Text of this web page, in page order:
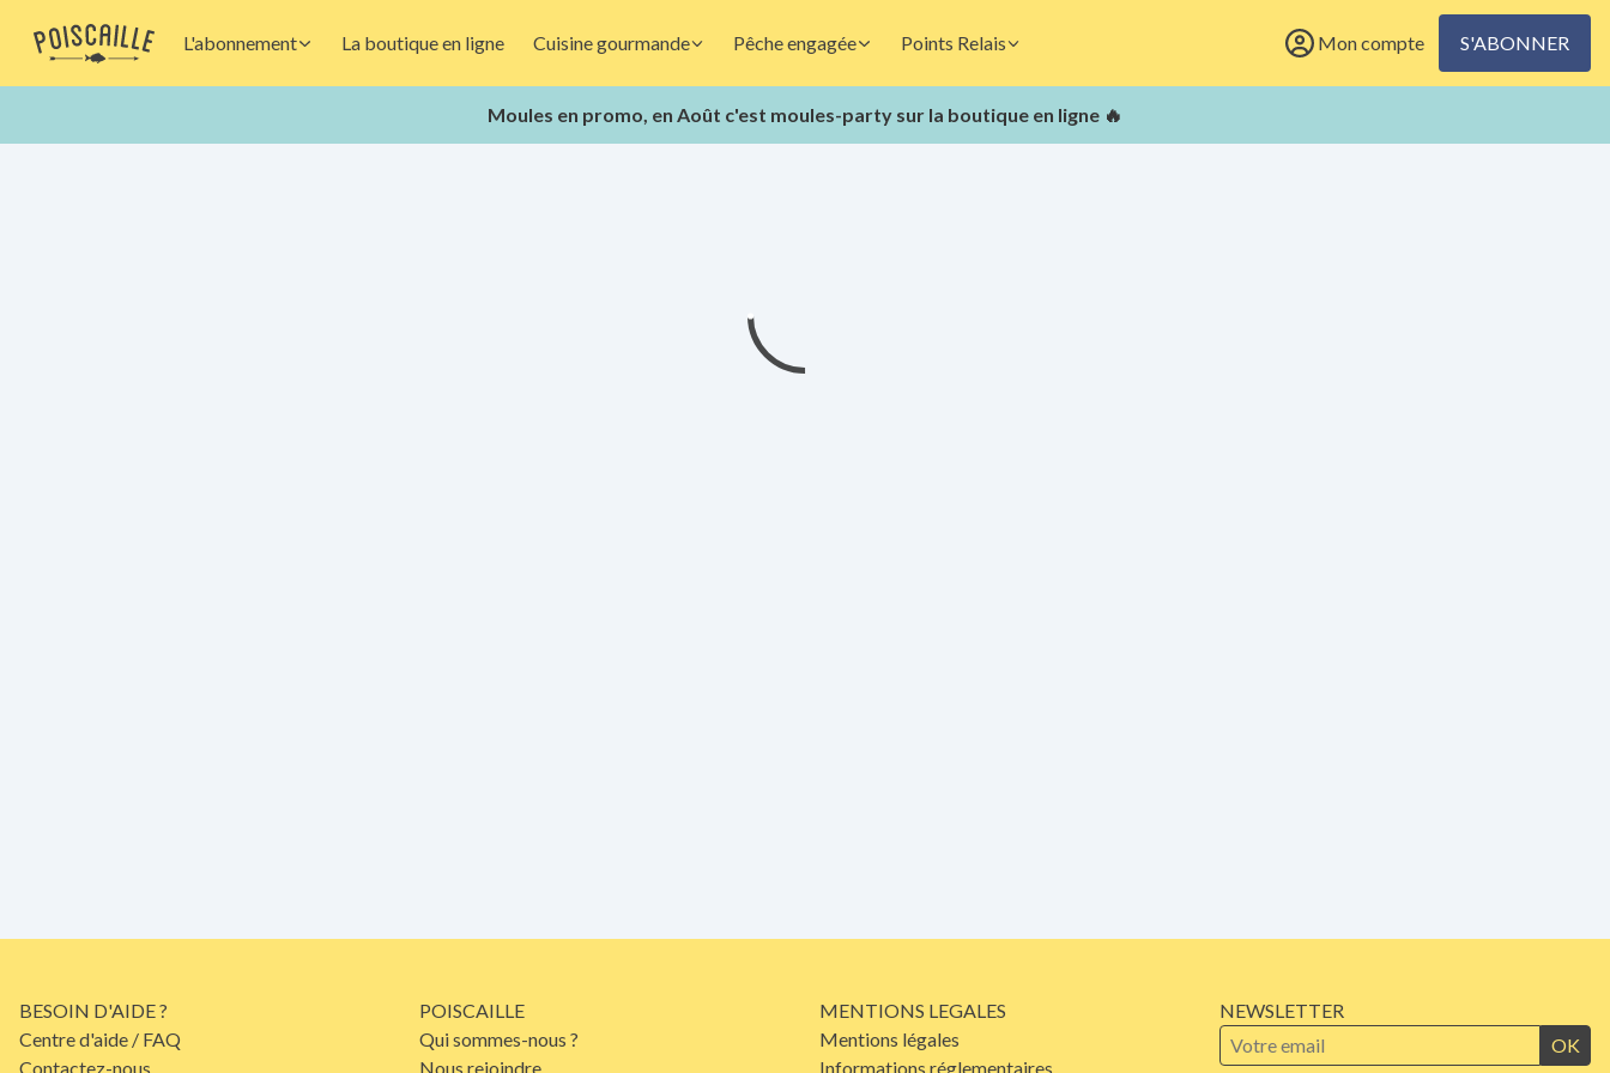
L'abonnement La boutique en ligne Cuisine gourmande Pêche engagée Points Relais Mon compte S'ABONNER
Moules en promo, en Août c'est moules-party sur la boutique en ligne 🔥
BESOIN D'AIDE ?
Centre d'aide / FAQ
Contactez-nous
POISCAILLE
Qui sommes-nous ?
Nous rejoindre
MENTIONS LEGALES
Mentions légales
Informations réglementaires
NEWSLETTER
OK